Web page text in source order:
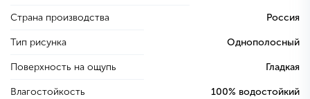
Страна производства Россия
Тип рисунка Однополосный
Поверхность на ощупь Гладкая
Влагостойкость 100% водостойкий